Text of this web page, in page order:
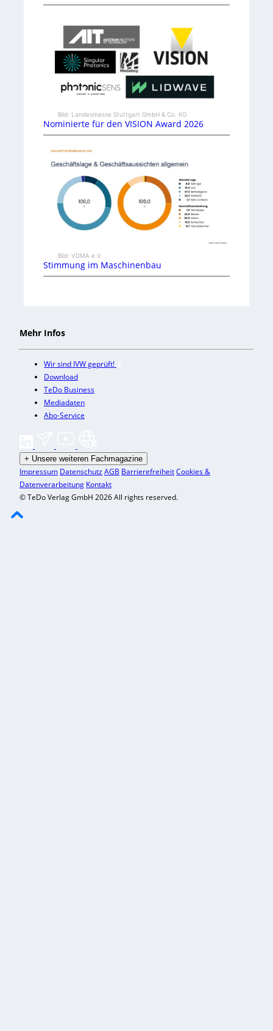
Bild: Landesmesse Stuttgart GmbH & Co. KG
Nominierte für den VISION Award 2026
Bild: VDMA e.V.
Stimmung im Maschinenbau
Mehr Infos
Wir sind IVW geprüft!
Download
TeDo Business
Mediadaten
Abo-Service
+ Unsere weiteren Fachmagazine
Impressum DatenschutzAGB BarrierefreiheitCookies &
Datenverarbeitung Kontakt
© TeDo Verlag GmbH 2026 All rights reserved.